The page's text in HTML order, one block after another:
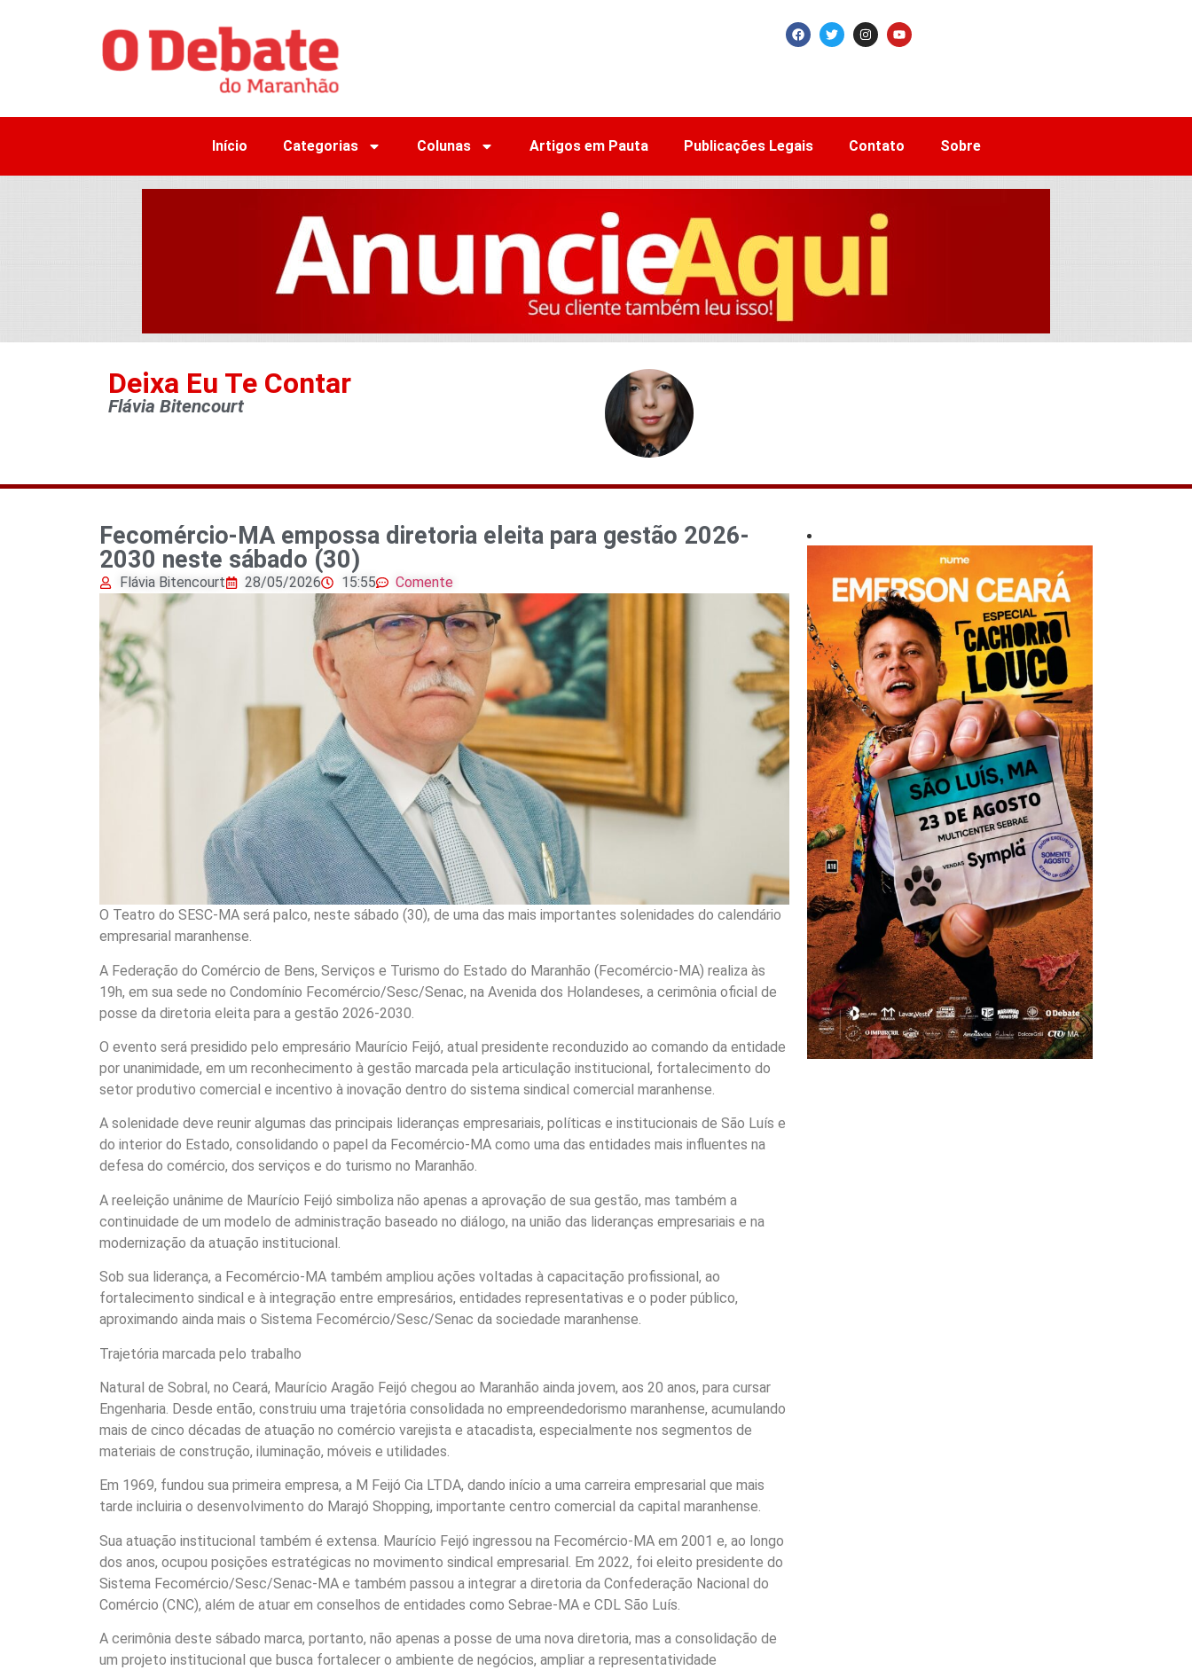
Início Categorias Colunas Artigos em Pauta Publicações Legais Contato Sobre
Deixa Eu Te Contar
Flávia Bitencourt
Fecomércio-MA empossa diretoria eleita para gestão 2026-
2030 neste sábado (30)
Flávia Bitencourt 28/05/2026 15:55 Comente
O Teatro do SESC-MA será palco, neste sábado (30), de uma das mais importantes solenidades do calendário
empresarial maranhense.
A Federação do Comércio de Bens, Serviços e Turismo do Estado do Maranhão (Fecomércio-MA) realiza às
19h, em sua sede no Condomínio Fecomércio/Sesc/Senac, na Avenida dos Holandeses, a cerimônia oficial de
posse da diretoria eleita para a gestão 2026-2030.
O evento será presidido pelo empresário Maurício Feijó, atual presidente reconduzido ao comando da entidade
por unanimidade, em um reconhecimento à gestão marcada pela articulação institucional, fortalecimento do
setor produtivo comercial e incentivo à inovação dentro do sistema sindical comercial maranhense.
A solenidade deve reunir algumas das principais lideranças empresariais, políticas e institucionais de São Luís e
do interior do Estado, consolidando o papel da Fecomércio-MA como uma das entidades mais influentes na
defesa do comércio, dos serviços e do turismo no Maranhão.
A reeleição unânime de Maurício Feijó simboliza não apenas a aprovação de sua gestão, mas também a
continuidade de um modelo de administração baseado no diálogo, na união das lideranças empresariais e na
modernização da atuação institucional.
Sob sua liderança, a Fecomércio-MA também ampliou ações voltadas à capacitação profissional, ao
fortalecimento sindical e à integração entre empresários, entidades representativas e o poder público,
aproximando ainda mais o Sistema Fecomércio/Sesc/Senac da sociedade maranhense.
Trajetória marcada pelo trabalho
Natural de Sobral, no Ceará, Maurício Aragão Feijó chegou ao Maranhão ainda jovem, aos 20 anos, para cursar
Engenharia. Desde então, construiu uma trajetória consolidada no empreendedorismo maranhense, acumulando
mais de cinco décadas de atuação no comércio varejista e atacadista, especialmente nos segmentos de
materiais de construção, iluminação, móveis e utilidades.
Em 1969, fundou sua primeira empresa, a M Feijó Cia LTDA, dando início a uma carreira empresarial que mais
tarde incluiria o desenvolvimento do Marajó Shopping, importante centro comercial da capital maranhense.
Sua atuação institucional também é extensa. Maurício Feijó ingressou na Fecomércio-MA em 2001 e, ao longo
dos anos, ocupou posições estratégicas no movimento sindical empresarial. Em 2022, foi eleito presidente do
Sistema Fecomércio/Sesc/Senac-MA e também passou a integrar a diretoria da Confederação Nacional do
Comércio (CNC), além de atuar em conselhos de entidades como Sebrae-MA e CDL São Luís.
A cerimônia deste sábado marca, portanto, não apenas a posse de uma nova diretoria, mas a consolidação de
um projeto institucional que busca fortalecer o ambiente de negócios, ampliar a representatividade